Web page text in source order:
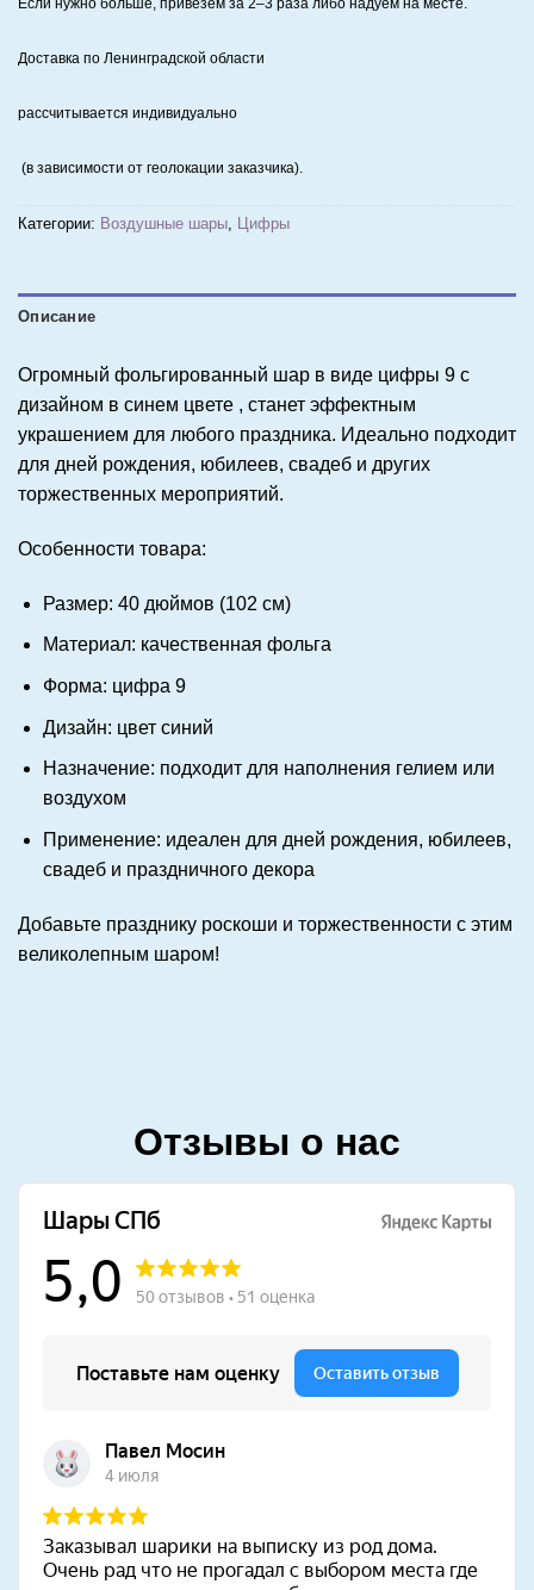
Если нужно больше, привезём за 2–3 раза либо надуем на месте.
Доставка по Ленинградской области
рассчитывается индивидуально
(в зависимости от геолокации заказчика).
Категории: Воздушные шары, Цифры
Описание
Огромный фольгированный шар в виде цифры 9 с
дизайном в синем цвете , станет эффектным
украшением для любого праздника. Идеально подходит
для дней рождения, юбилеев, свадеб и других
торжественных мероприятий.
Особенности товара:
Размер: 40 дюймов (102 см)
Материал: качественная фольга
Форма: цифра 9
Дизайн: цвет синий
Назначение: подходит для наполнения гелием или
воздухом
Применение: идеален для дней рождения, юбилеев,
свадеб и праздничного декора
Добавьте празднику роскоши и торжественности с этим
великолепным шаром!
Отзывы о нас